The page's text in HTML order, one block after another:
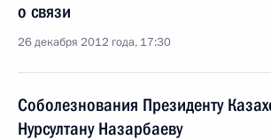
о связи
26 декабря 2012 года, 17:30
Соболезнования Президенту
Нурсултану Назарбаеву